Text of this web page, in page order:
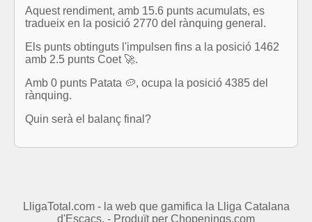
Aquest rendiment, amb 15.6 punts acumulats, es
tradueix en la posició 2770 del rànquing general.
Els punts obtinguts l'impulsen fins a la posició 1462
amb 2.5 punts Coet 🚀.
Amb 0 punts Patata 🥔, ocupa la posició 4385 del
rànquing.
Quin serà el balanç final?
LligaTotal.com - la web que gamifica la Lliga Catalana
d'Escacs. - Produït per Chopenings.com